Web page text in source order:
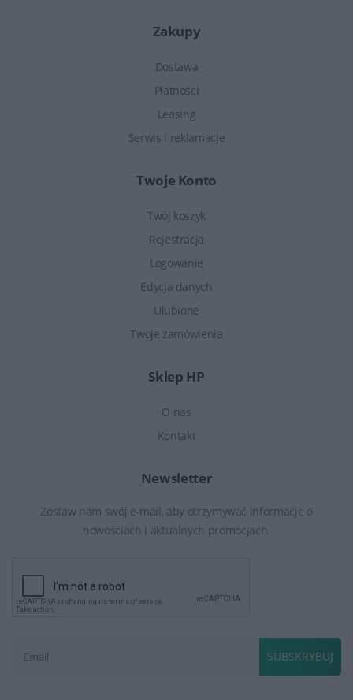
Zakupy
Dostawa
Płatności
Leasing
Serwis i reklamacje
Twoje Konto
Twój koszyk
Rejestracja
Logowanie
Edycja danych
Ulubione
Twoje zamówienia
Sklep HP
O nas
Kontakt
Newsletter
Zostaw nam swój e-mail, aby otrzymywać informacje o
nowościach i aktualnych promocjach.
SUBSKRYBUJ